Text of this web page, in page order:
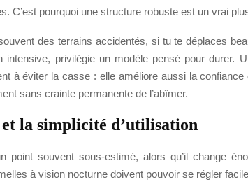
C’est pourquoi une structure robuste est un vrai
des terrains accidentés, si tu te déplaces
intensive, privilégie un modèle pensé pour durer.
à éviter la casse : elle améliore aussi la confiance
sans crainte permanente de l’abîmer.
la simplicité d’utilisation
point souvent sous-estimé, alors qu’il change
à vision nocturne doivent pouvoir se régler